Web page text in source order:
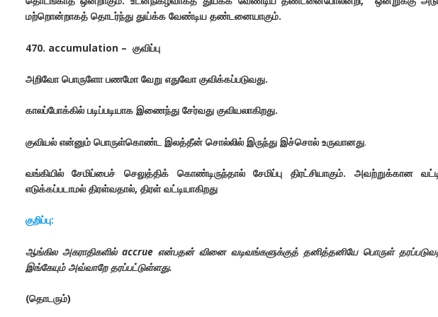
மற்றொன்றாகத் தொடர்ந்து துய்க்க வேண்டிய தண்டனையாகும்.
470. accumulation – குவிப்பு
அறிவோ பொருளோ பணமோ வேறு எதுவோ குவிக்கப்படுவது.
காலப்போக்கில் படிப்படியாக இணைந்து சேர்வது குவியலாகிறது.
குவியல் என்னும் பொருள்கொண்ட இலத்தீன் சொல்லில் இருந்து இச்சொல் உருவானது.
வங்கியில் சேமிப்பைச் செலுத்திக் கொண்டிருந்தால் சேமிப்பு திரட்சியாகும். அவற்றுக்கான
எடுக்கப்படாமல் திரள்வதால், திரள் வட்டியாகிறது
குறிப்பு:
ஆங்கில அகராதிகளில் accrue என்பதன் வினை வடிவங்களுக்குத் தனித்தனியே பொருள்
இங்கேயும் அவ்வாறே தரப்பட்டுள்ளது.
(தொடரும்)